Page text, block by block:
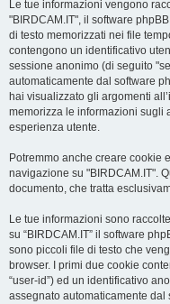
Le tue informazioni vengono
"BIRDCAM.IT", il software
di testo memorizzati nei file
contengono un identificativo
sessione anonimo (di seguito
automaticamente dal software
hai visualizzato gli argomenti
memorizza le informazioni sugli
esperienza utente.
Potremmo anche creare cookie
navigazione su "BIRDCAM.IT".
documento, che tratta
Le tue informazioni sono
su “BIRDCAM.IT” il software
sono piccoli file di testo che
browser. I primi due cookie
“user-id”) ed un identificativo
assegnato automaticamente